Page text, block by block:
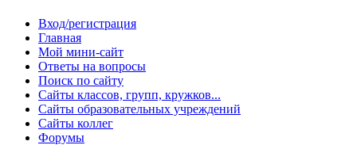
Вход/регистрация
Главная
Мой мини-сайт
Ответы на вопросы
Поиск по сайту
Сайты классов, групп, кружков...
Сайты образовательных учреждений
Сайты коллег
Форумы